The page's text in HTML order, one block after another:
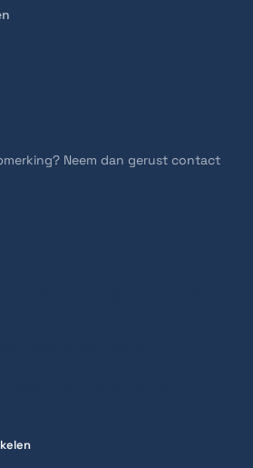
Neem dan gerust contact